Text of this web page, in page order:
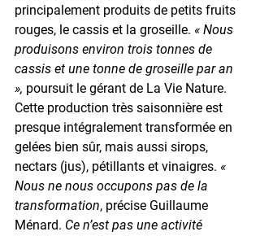
principalement produits de petits fruits
rouges, le cassis et la groseille. « Nous
produisons environ trois tonnes de
cassis et une tonne de groseille par an
», poursuit le gérant de La Vie Nature.
Cette production très saisonnière est
presque intégralement transformée en
gelées bien sûr, mais aussi sirops,
nectars (jus), pétillants et vinaigres. «
Nous ne nous occupons pas de la
transformation, précise Guillaume
Ménard. Ce n’est pas une activité